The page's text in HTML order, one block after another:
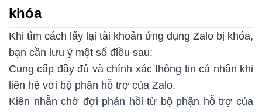
khóa
Khi tìm cách lấy lại tài khoản ứng dụng Zalo bị khóa,
bạn cần lưu ý một số điều sau:
Cung cấp đầy đủ và chính xác thông tin cá nhân khi
liên hệ với bộ phận hỗ trợ của Zalo.
Kiên nhẫn chờ đợi phản hồi từ bộ phận hỗ trợ của